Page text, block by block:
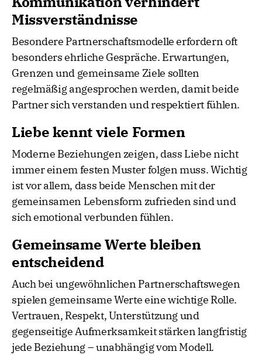
Missverständnisse
Besondere Partnerschaftsmodelle erfordern oft
besonders ehrliche Gespräche. Erwartungen,
Grenzen und gemeinsame Ziele sollten
regelmäßig angesprochen werden, damit beide
Partner sich verstanden und respektiert fühlen.
Liebe kennt viele Formen
Moderne Beziehungen zeigen, dass Liebe nicht
immer einem festen Muster folgen muss. Wichtig
ist vor allem, dass beide Menschen mit der
gemeinsamen Lebensform zufrieden sind und
sich emotional verbunden fühlen.
Gemeinsame Werte bleiben
entscheidend
Auch bei ungewöhnlichen Partnerschaftswegen
spielen gemeinsame Werte eine wichtige Rolle.
Vertrauen, Respekt, Unterstützung und
gegenseitige Aufmerksamkeit stärken langfristig
jede Beziehung – unabhängig vom Modell.